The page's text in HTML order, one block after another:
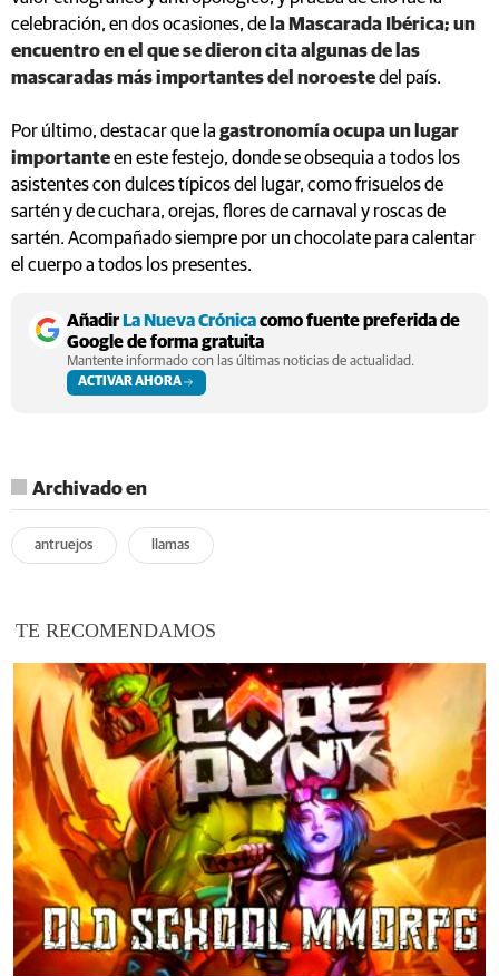
celebración, en dos ocasiones, de la Mascarada Ibérica; un
encuentro en el que se dieron cita algunas de las
mascaradas más importantes del noroestedel país.
Por último, destacar que la gastronomía ocupa un lugar
importanteen este festejo, donde se obsequia a todos los
asistentes con dulces típicos del lugar, como frisuelos de
sartén y de cuchara, orejas, flores de carnaval y roscas de
sartén. Acompañado siempre por un chocolate para calentar
el cuerpo a todos los presentes.
AñadirLa Nueva Crónicacomo fuente preferida de
Google de forma gratuita
Mantente informado con las últimas noticias de actualidad.
ACTIVAR AHORA
Archivado en
antruejos llamas
TE RECOMENDAMOS